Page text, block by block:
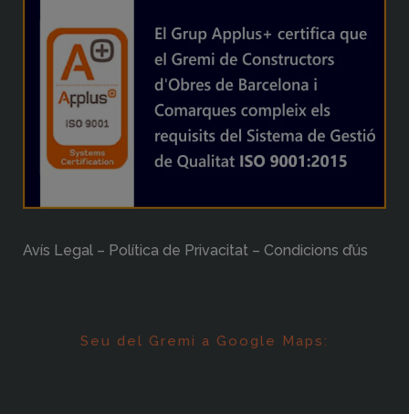
Avís Legal – Política de Privacitat – Condicions d’ús
Seu del Gremi a Google Maps: